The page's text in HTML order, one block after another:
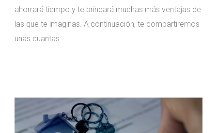
ahorrará tiempo y te brindará muchas más ventajas de
las que te imaginas. A continuación, te compartiremos
unas cuantas: